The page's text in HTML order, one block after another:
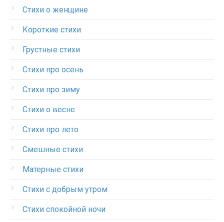
Стихи о женщине
Короткие стихи
Грустные стихи
Стихи про осень
Стихи про зиму
Стихи о весне
Стихи про лето
Смешные стихи
Матерные стихи
Стихи с добрым утром
Стихи спокойной ночи